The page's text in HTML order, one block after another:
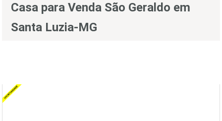
Casa para Venda São Geraldo em
Santa Luzia-MG